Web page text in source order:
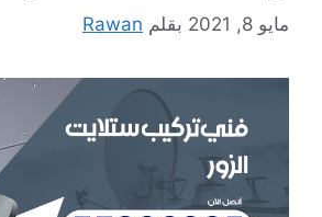
مايو 8, 2021 بقلم Rawan